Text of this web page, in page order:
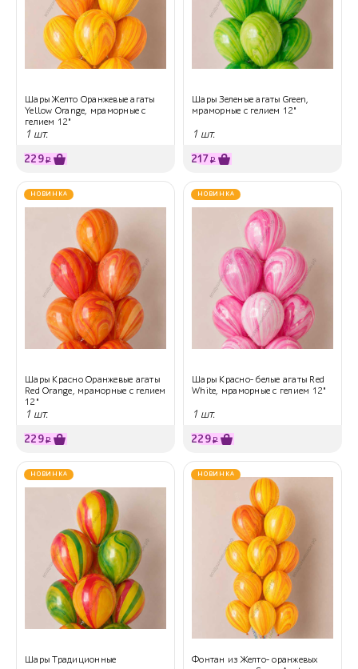
Шары Желто Оранжевые агаты
Yellow Orange, мраморные с
гелием 12"
1 шт.
229₽
Шары Зеленые агаты Green,
мраморные с гелием 12"
1 шт.
217₽
НОВИНКА
Шары Красно Оранжевые агаты
Red Orange, мраморные с гелием
12"
1 шт.
229₽
НОВИНКА
Шары Красно- белые агаты Red
White, мраморные с гелием 12"
1 шт.
229₽
НОВИНКА
Шары Традиционные
НОВИНКА
Фонтан из Желто- оранжевых